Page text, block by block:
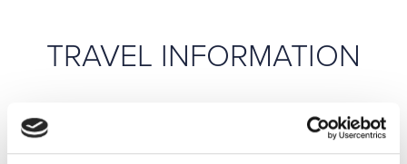
TRAVEL INFORMATION